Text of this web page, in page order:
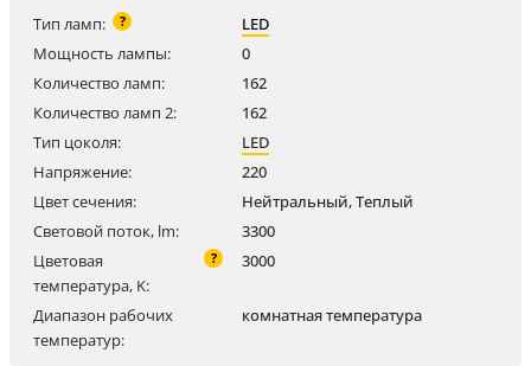
Тип ламп: ?
LED
Мощность лампы:
0
Количество ламп:
162
Количество ламп 2:
162
Тип цоколя:
LED
Напряжение:
220
Цвет сечения:
Нейтральный, Теплый
Световой поток, lm:
3300
Цветовая
температура, K:
? 3000
Диапазон рабочих
температур:
комнатная температура